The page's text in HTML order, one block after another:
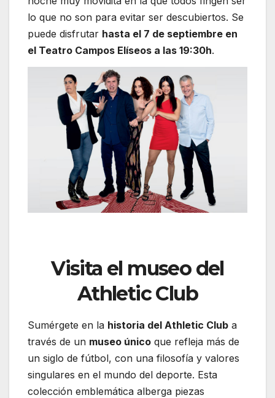
lo que no son para evitar ser descubiertos. Se
puede disfrutar hasta el 7 de septiembre en
el Teatro Campos Elíseos a las 19:30h.
Visita el museo del
Athletic Club
Sumérgete en la historia del Athletic Club a
través de un museo único que refleja más de
un siglo de fútbol, con una filosofía y valores
singulares en el mundo del deporte. Esta
colección emblemática alberga piezas